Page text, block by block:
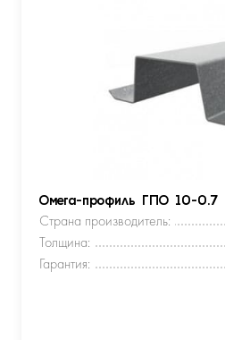
Омега-профиль ГПО 10-0.7
Страна производитель:
Толщина:
Гарантия: